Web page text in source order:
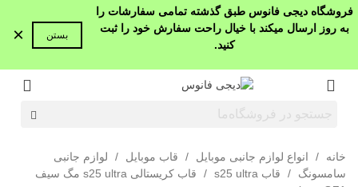
فروشگاه دیجی فانوس طبق گذشته تمامی سفارشات را
به روز ارسال میکند با خیال راحت سفارش خود را ثبت
کنید.
بستن ×
خانه / انواع لوازم جانبی موبایل / قاب موبایل /
لوازم جانبی
سامسونگ
/ قاب s25 ultra /
قاب کریستالی s25 ultra مگ سیف